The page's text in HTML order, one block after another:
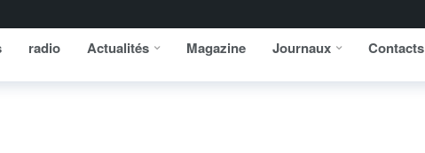
radio Actualités Magazine Journaux Contacts